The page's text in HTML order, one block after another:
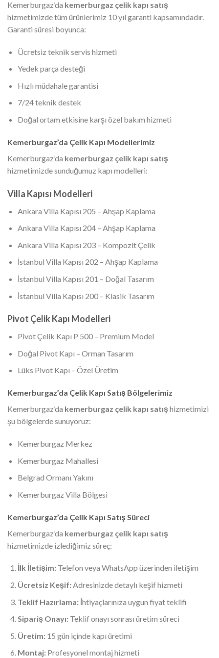
Kemerburgaz’da kemerburgaz çelik kapı satış
hizmetimizde tüm ürünlerimiz 10 yıl garanti kapsamındadır.
Garanti süresi boyunca:
Ücretsiz teknik servis hizmeti
Yedek parça desteği
Hızlı müdahale garantisi
7/24 teknik destek
Doğal ortam etkisine karşı özel bakım hizmeti
Kemerburgaz’da Çelik Kapı Modellerimiz
Kemerburgaz’da kemerburgaz çelik kapı satış
hizmetimizde sunduğumuz kapı modelleri:
Villa Kapısı Modelleri
Ankara Villa Kapısı 205 – Ahşap Kaplama
Ankara Villa Kapısı 204 – Ahşap Kaplama
Ankara Villa Kapısı 203 – Kompozit Çelik
İstanbul Villa Kapısı 202 – Ahşap Kaplama
İstanbul Villa Kapısı 201 – Doğal Tasarım
İstanbul Villa Kapısı 200 – Klasik Tasarım
Pivot Çelik Kapı Modelleri
Pivot Çelik Kapı P 500 – Premium Model
Doğal Pivot Kapı – Orman Tasarım
Lüks Pivot Kapı – Özel Üretim
Kemerburgaz’da Çelik Kapı Satış Bölgelerimiz
Kemerburgaz’da kemerburgaz çelik kapı satışhizmetimizi
şu bölgelerde sunuyoruz:
Kemerburgaz Merkez
Kemerburgaz Mahallesi
Belgrad Ormanı Yakını
Kemerburgaz Villa Bölgesi
Kemerburgaz’da Çelik Kapı Satış Süreci
Kemerburgaz’da kemerburgaz çelik kapı satış
hizmetimizde izlediğimiz süreç:
İlk İletişim:Telefon veya WhatsApp üzerinden iletişim
Ücretsiz Keşif:Adresinizde detaylı keşif hizmeti
Teklif Hazırlama:İhtiyaçlarınıza uygun fiyat teklifi
Sipariş Onayı:Teklif onayı sonrası üretim süreci
Üretim:15 gün içinde kapı üretimi
Montaj:Profesyonel montaj hizmeti